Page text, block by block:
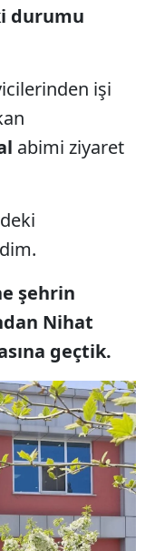
durumu
işi
abimi ziyaret
şehrin
Nihat
geçtik.